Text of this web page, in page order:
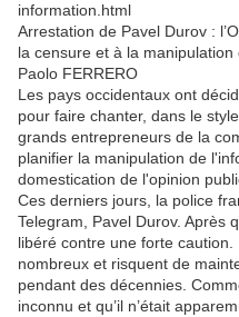
information.html
Arrestation de Pavel Durov :
la censure et à la manipulation
Paolo FERRERO
Les pays occidentaux ont
pour faire chanter, dans le
grands entrepreneurs de la
planifier la manipulation de
domestication de l'opinion
Ces derniers jours, la police
Telegram, Pavel Durov. Après
libéré contre une forte caution.
nombreux et risquent de
pendant des décennies.
inconnu et qu’il n’était